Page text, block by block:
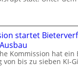
startet
Kommission hat
von bis zu sieben KI-